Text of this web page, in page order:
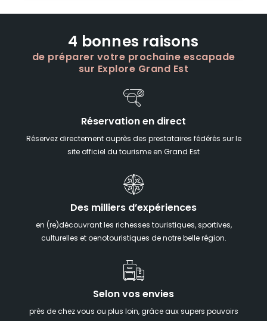
4 bonnes raisons
de préparer votre prochaine escapade
sur Explore Grand Est
Réservation en direct
Réservez directement auprès des prestataires fédérés sur le
site officiel du tourisme en Grand Est
Des milliers d’expériences
en (re)découvrant les richesses touristiques, sportives,
culturelles et oenotouristiques de notre belle région.
Selon vos envies
près de chez vous ou plus loin, grâce aux supers pouvoirs